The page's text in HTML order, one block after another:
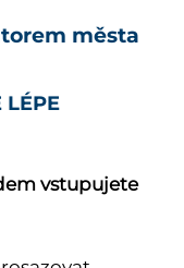
města
LÉPE
vstupujete